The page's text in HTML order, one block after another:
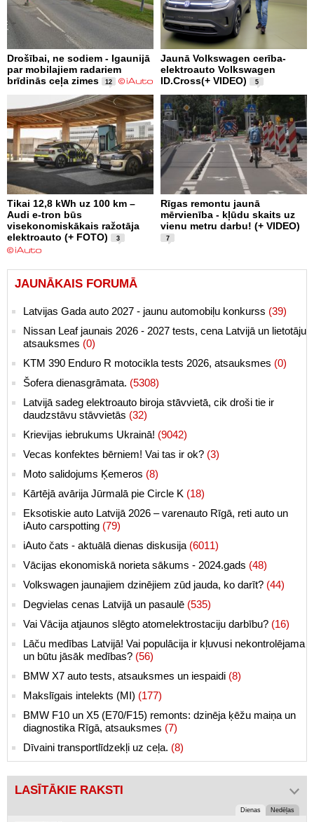
Drošībai, ne sodiem - Igaunijā
par mobilajiem radariem
brīdinās ceļa zimes
12
Jaunā Volkswagen cerība-
elektroauto Volkswagen
ID.Cross(+ VIDEO)
5
Tikai 12,8 kWh uz 100 km –
Audi e-tron būs
visekonomiskākais ražotāja
elektroauto (+ FOTO)
3
Rīgas remontu jaunā
mērvienība - kļūdu skaits uz
vienu metru darbu! (+ VIDEO)
7
JAUNĀKAIS FORUMĀ
Latvijas Gada auto 2027 - jaunu automobiļu konkurss (39)
Nissan Leaf jaunais 2026 - 2027 tests, cena Latvijā un lietotāju
atsauksmes (0)
KTM 390 Enduro R motocikla tests 2026, atsauksmes (0)
Šofera dienasgrāmata. (5308)
Latvijā sadeg elektroauto biroja stāvvietā, cik droši tie ir
daudzstāvu stāvvietās (32)
Krievijas iebrukums Ukrainā! (9042)
Vecas konfektes bērniem! Vai tas ir ok? (3)
Moto salidojums Ķemeros (8)
Kārtējā avārija Jūrmalā pie Circle K (18)
Eksotiskie auto Latvijā 2026 – varenauto Rīgā, reti auto un
iAuto carspotting (79)
iAuto čats - aktuālā dienas diskusija (6011)
Vācijas ekonomiskā norieta sākums - 2024.gads (48)
Volkswagen jaunajiem dzinējiem zūd jauda, ko darīt? (44)
Degvielas cenas Latvijā un pasaulē (535)
Vai Vācija atjaunos slēgto atomelektrostaciju darbību? (16)
Lāču medības Latvijā! Vai populācija ir kļuvusi nekontrolējama
un būtu jāsāk medības? (56)
BMW X7 auto tests, atsauksmes un iespaidi (8)
Makslīgais intelekts (MI) (177)
BMW F10 un X5 (E70/F15) remonts: dzinēja ķēžu maiņa un
diagnostika Rīgā, atsauksmes (7)
Dīvaini transportlīdzekļi uz ceļa. (8)
LASĪTĀKIE RAKSTI
Dienas Nedēļas